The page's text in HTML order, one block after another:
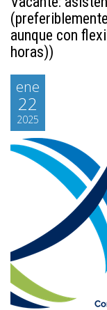
aunque con
horas))
ene
22
2025